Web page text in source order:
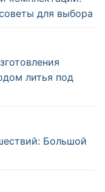
для выбора
литья под
Большой